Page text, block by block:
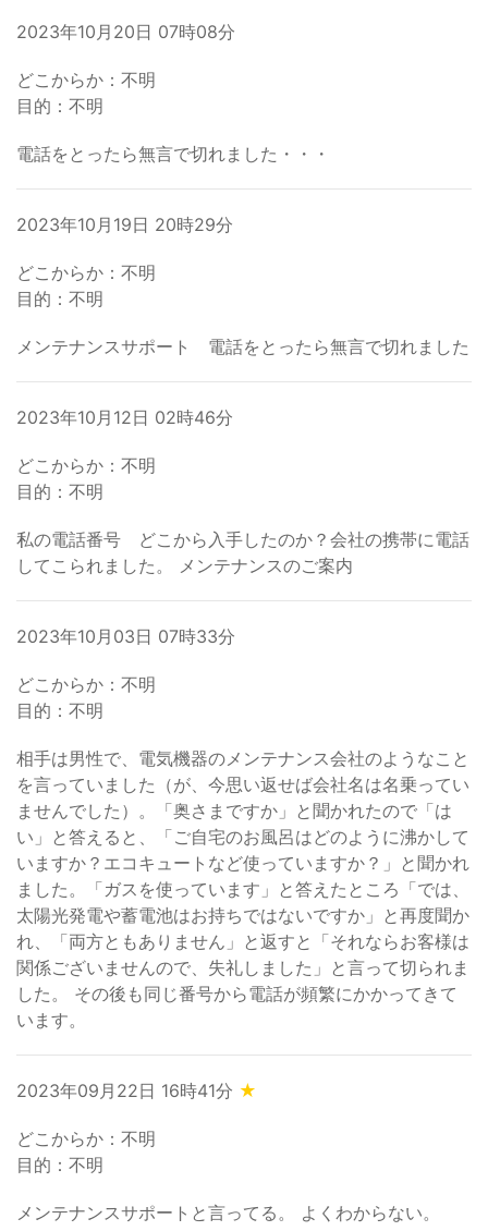
2023年10月20日 07時08分
どこからか：不明
目的：不明
電話をとったら無言で切れました・・・
2023年10月19日 20時29分
どこからか：不明
目的：不明
メンテナンスサポート 電話をとったら無言で切れました
2023年10月12日 02時46分
どこからか：不明
目的：不明
私の電話番号 どこから入手したのか？会社の携帯に電話
してこられました。 メンテナンスのご案内
2023年10月03日 07時33分
どこからか：不明
目的：不明
相手は男性で、電気機器のメンテナンス会社のようなこと
を言っていました（が、今思い返せば会社名は名乗ってい
ませんでした）。「奥さまですか」と聞かれたので「は
い」と答えると、「ご自宅のお風呂はどのように沸かして
いますか？エコキュートなど使っていますか？」と聞かれ
ました。「ガスを使っています」と答えたところ「では、
太陽光発電や蓄電池はお持ちではないですか」と再度聞か
れ、「両方ともありません」と返すと「それならお客様は
関係ございませんので、失礼しました」と言って切られま
した。 その後も同じ番号から電話が頻繁にかかってきて
います。
2023年09月22日 16時41分 ★
どこからか：不明
目的：不明
メンテナンスサポートと言ってる。 よくわからない。